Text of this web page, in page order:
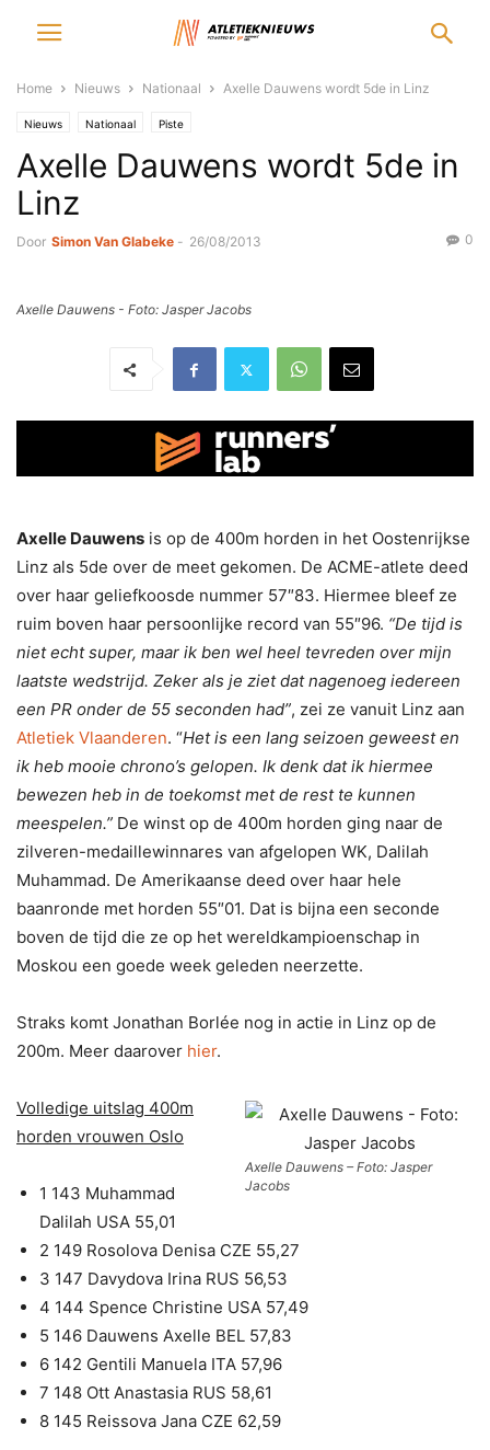
Home Nieuws Nationaal Axelle Dauwens wordt 5de in Linz
Nieuws Nationaal Piste
Axelle Dauwens wordt 5de in
Linz
Door Simon Van Glabeke - 26/08/2013 0
Axelle Dauwens - Foto: Jasper Jacobs
Axelle Dauwens is op de 400m horden in het Oostenrijkse
Linz als 5de over de meet gekomen. De ACME-atlete deed
over haar geliefkoosde nummer 57″83. Hiermee bleef ze
ruim boven haar persoonlijke record van 55″96. “De tijd is
niet echt super, maar ik ben wel heel tevreden over mijn
laatste wedstrijd. Zeker als je ziet dat nagenoeg iedereen
een PR onder de 55 seconden had”, zei ze vanuit Linz aan
Atletiek Vlaanderen. “Het is een lang seizoen geweest en
ik heb mooie chrono’s gelopen. Ik denk dat ik hiermee
bewezen heb in de toekomst met de rest te kunnen
meespelen.” De winst op de 400m horden ging naar de
zilveren-medaillewinnares van afgelopen WK, Dalilah
Muhammad. De Amerikaanse deed over haar hele
baanronde met horden 55″01. Dat is bijna een seconde
boven de tijd die ze op het wereldkampioenschap in
Moskou een goede week geleden neerzette.
Straks komt Jonathan Borlée nog in actie in Linz op de
200m. Meer daarover hier.
Axelle Dauwens – Foto: Jasper
Jacobs
Volledige uitslag 400m
horden vrouwen Oslo
1 143 Muhammad
Dalilah USA 55,01
2 149 Rosolova Denisa CZE 55,27
3 147 Davydova Irina RUS 56,53
4 144 Spence Christine USA 57,49
5 146 Dauwens Axelle BEL 57,83
6 142 Gentili Manuela ITA 57,96
7 148 Ott Anastasia RUS 58,61
8 145 Reissova Jana CZE 62,59